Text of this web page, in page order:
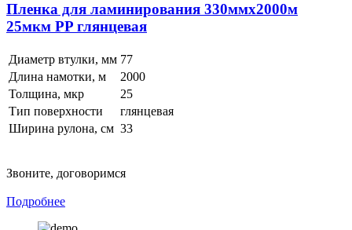
Пленка для ламинирования 330ммх2000м
25мкм PP глянцевая
Диаметр втулки, мм 77
Длина намотки, м
2000
Толщина, мкр
25
Тип поверхности
глянцевая
Ширина рулона, см 33
Звоните, договоримся
Подробнее